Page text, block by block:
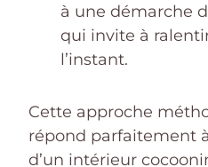
à une démarche
qui invite à
l’instant.
Cette approche
répond parfaitement
d’un intérieur